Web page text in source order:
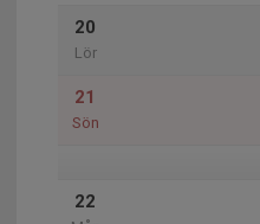
20
Lör
21
Sön
22